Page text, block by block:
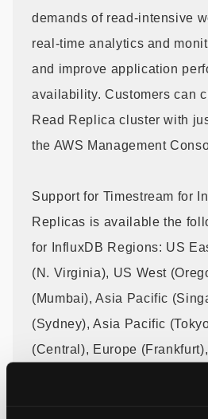
demands of read-intensive
real-time analytics and
and improve application
availability. Customers can
Read Replica cluster with
the AWS Management
Support for Timestream for
Replicas is available the
for InfluxDB Regions: US
(N. Virginia), US West
(Mumbai), Asia Pacific
(Sydney), Asia Pacific
(Central), Europe
Europe (London), Europe